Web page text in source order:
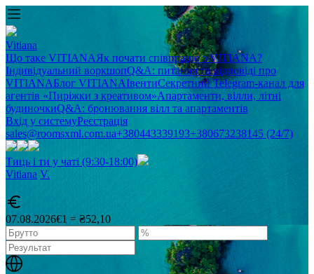
Vitiana
Що таке VITIANAЯк почати співпрацю з VITIANA?
Індивідуальний воркшопQ&A: питання та відповіді про
VITIANAБлог VITIANAІвентиСекретний Telegram-канал для
агентів «Пиріжки з креативом»Апартаменти, вілли, літні
будиночкиQ&A: бронювання вілл та апартаментів
Вхід у системуРеєстрація
sales@roomsxml.com.ua+380443339193+380673238145 (24/7)
Тиць і ти у чаті (9:30-18:00)
Vitiana V.
07.08.2026€1 = ₴52,10